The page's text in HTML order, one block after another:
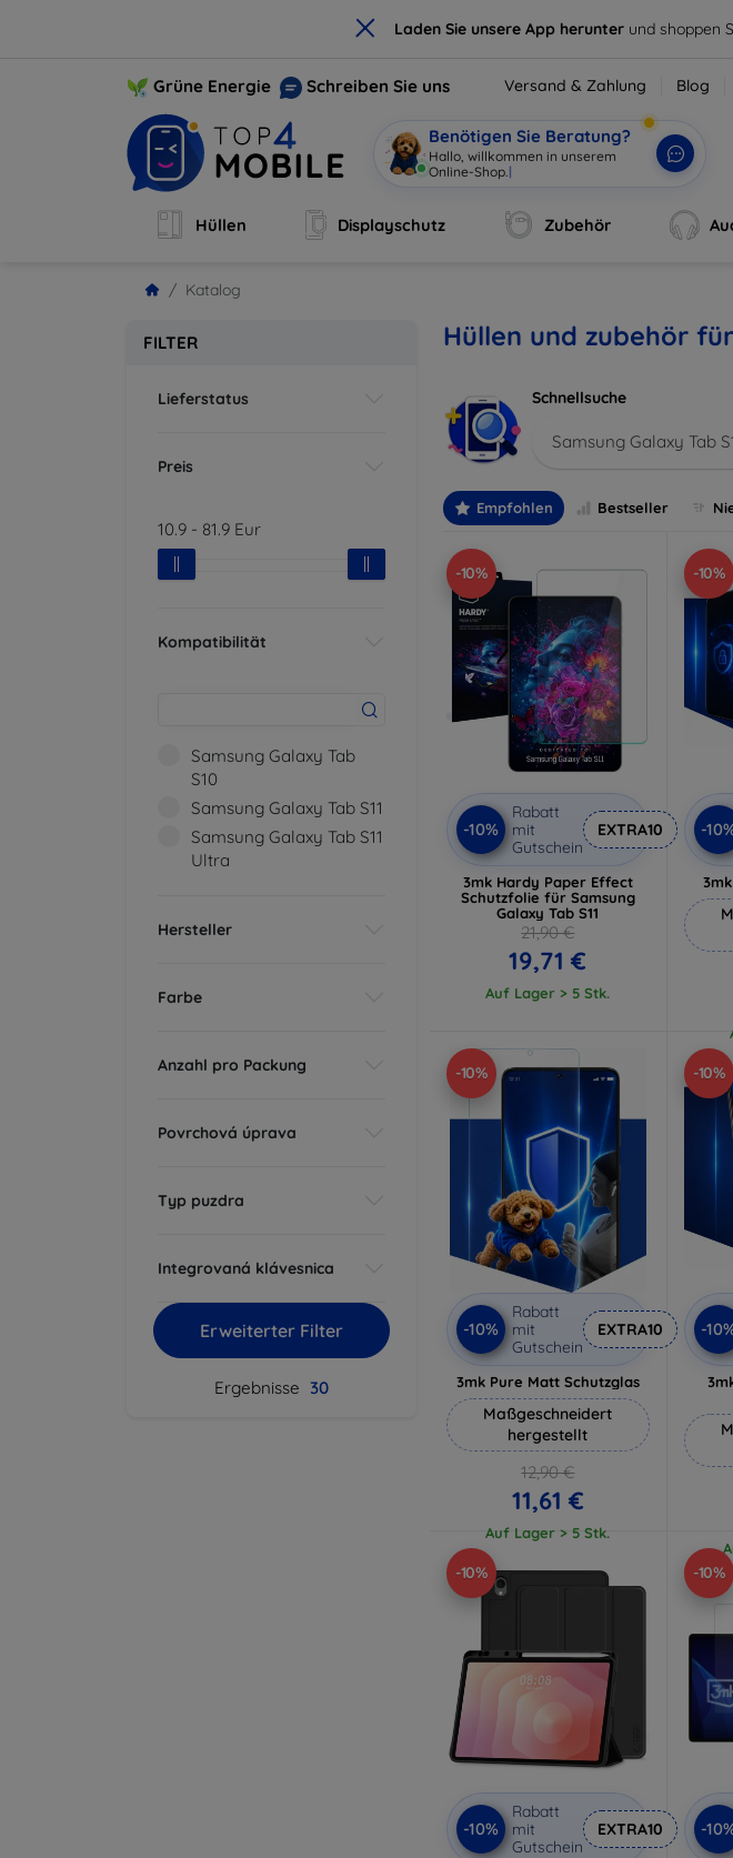
× Laden Sie unsere App herunter und shoppen
Grüne Energie Schreiben Sie uns Versand & Zahlung Blog
Benötigen Sie Beratung?
|
Hüllen Displayschutz Zubehör
Katalog
FILTER
Lieferstatus
Preis
10.9 - 81.9 Eur
Kompatibilität
Samsung Galaxy Tab
S10
Samsung Galaxy Tab S11
Samsung Galaxy Tab S11
Ultra
Hersteller
Farbe
Anzahl pro Packung
Povrchová úprava
Typ puzdra
Integrovaná klávesnica
Erweiterter Filter
Ergebnisse 30
Hüllen und zubehör
Schnellsuche
Samsung Galaxy Tab
Empfohlen Bestseller
-10%
-10%
Rabatt
mit
Gutschein
EXTRA10
3mk Hardy Paper Effect
Schutzfolie für Samsung
Galaxy Tab S11
21,90 €
19,71 €
Auf Lager > 5 Stk.
-10%
-
-10%
-10%
Rabatt
mit
Gutschein
EXTRA10
3mk Pure Matt Schutzglas
Maßgeschneidert
hergestellt
12,90 €
11,61 €
Auf Lager > 5 Stk.
-10%
-
-10%
-10%
Rabatt
mit
Gutschein
EXTRA10
-10%
-